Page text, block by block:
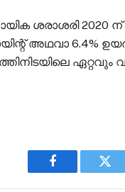
ശരാശരി 2020 ന്
അഥവാ 6.4%
ഏറ്റവും
Facebook